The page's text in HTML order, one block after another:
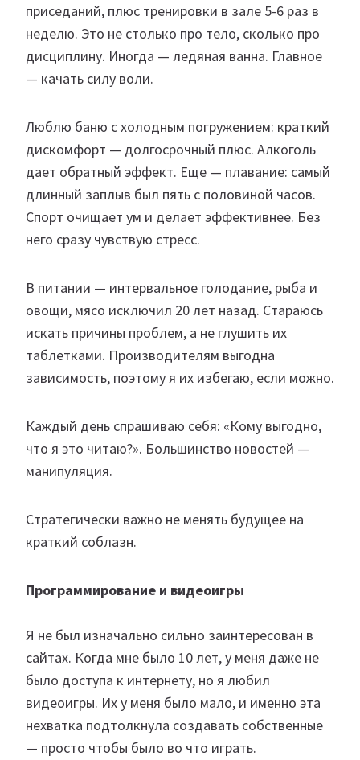
приседаний, плюс тренировки в зале 5-6 раз в
неделю. Это не столько про тело, сколько про
дисциплину. Иногда — ледяная ванна. Главное
— качать силу воли.
Люблю баню с холодным погружением: краткий
дискомфорт — долгосрочный плюс. Алкоголь
дает обратный эффект. Еще — плавание: самый
длинный заплыв был пять с половиной часов.
Спорт очищает ум и делает эффективнее. Без
него сразу чувствую стресс.
В питании — интервальное голодание, рыба и
овощи, мясо исключил 20 лет назад. Стараюсь
искать причины проблем, а не глушить их
таблетками. Производителям выгодна
зависимость, поэтому я их избегаю, если можно.
Каждый день спрашиваю себя: «Кому выгодно,
что я это читаю?». Большинство новостей —
манипуляция.
Стратегически важно не менять будущее на
краткий соблазн.
Программирование и видеоигры
Я не был изначально сильно заинтересован в
сайтах. Когда мне было 10 лет, у меня даже не
было доступа к интернету, но я любил
видеоигры. Их у меня было мало, и именно эта
нехватка подтолкнула создавать собственные
— просто чтобы было во что играть.